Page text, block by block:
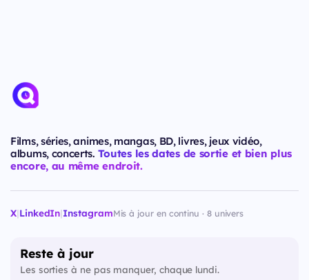
Films, séries, animes, mangas, BD, livres, jeux vidéo,
albums, concerts. Toutes les dates de sortie et bien plus
encore, au même endroit.
X|LinkedIn|InstagramMis à jour en continu · 8 univers
Reste à jour
Les sorties à ne pas manquer, chaque lundi.